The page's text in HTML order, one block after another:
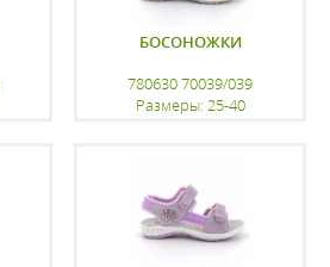
БОСОНОЖКИ
780630 70039/039
Размеры: 25-40